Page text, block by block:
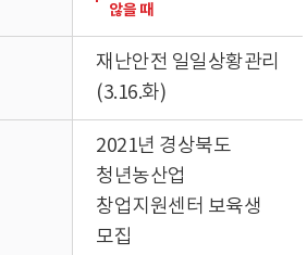
않을 때
재난안전 일일상황관리
(3.16.화)
2021년 경상북도
청년농산업
창업지원센터 보육생
모집